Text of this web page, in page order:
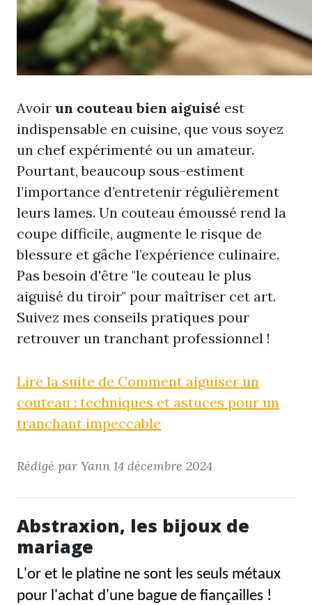
Avoir un couteau bien aiguisé est
indispensable en cuisine, que vous soyez
un chef expérimenté ou un amateur.
Pourtant, beaucoup sous-estiment
l’importance d’entretenir régulièrement
leurs lames. Un couteau émoussé rend la
coupe difficile, augmente le risque de
blessure et gâche l’expérience culinaire.
Pas besoin d'être "le couteau le plus
aiguisé du tiroir" pour maîtriser cet art.
Suivez mes conseils pratiques pour
retrouver un tranchant professionnel !
Lire la suite de Comment aiguiser un
couteau : techniques et astuces pour un
tranchant impeccable
Rédigé par Yann 14 décembre 2024
Abstraxion, les bijoux de
mariage
L'or et le platine ne sont les seuls métaux
pour l'achat d'une bague de fiançailles !